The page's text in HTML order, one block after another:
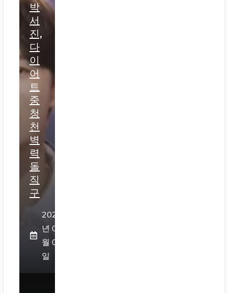
박
서
진,
다
이
어
트
중
청
천
벽
력
돌
직
구
2026
년 08
월 05
일